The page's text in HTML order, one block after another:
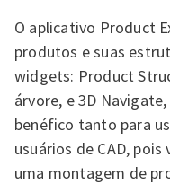
O aplicativo Product
produtos e suas
widgets: Product
árvore, e 3D
benéfico tanto para
usuários de CAD,
uma montagem de